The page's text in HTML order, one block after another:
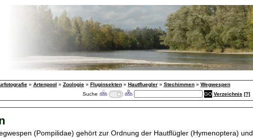
» Artenpool » Zoologie» Fluginsekten» Hautfluegler» Stechimmen» Wegwespen
Suche
Verzeichnis [?]
(Pompilidae) gehört zur Ordnung der Hautflügler (Hymenoptera) und